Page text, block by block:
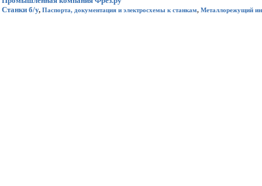
Станки б/у, Паспорта, документация и электросхемы к станкам, Металлорежущий